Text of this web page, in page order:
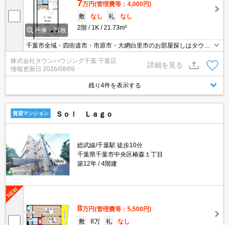
画像：21枚
7万円(管理費等：4,000円)
敷
なし 礼
なし
2階
1K 21.73m²
千葉市全域・四街道市・市原市・大網白里市のお部屋探しはタウン
ハウジング千葉店にお任せ下さい。
株式会社タウンハウジング千葉 千葉店
情報更新日 2026/08/09
詳細を見る
残り4件を表示する
賃貸マンション Ｓｏｌ Ｌａｇｏ
総武線/千葉駅 徒歩10分
千葉県千葉市中央区椿森１丁目
築12年
4階建
8万円(管理費等：5,500円)
敷
8万 礼
なし